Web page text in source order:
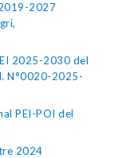
2027
2025-2030 del
N°0020-2025-
PEI-POI del
2024